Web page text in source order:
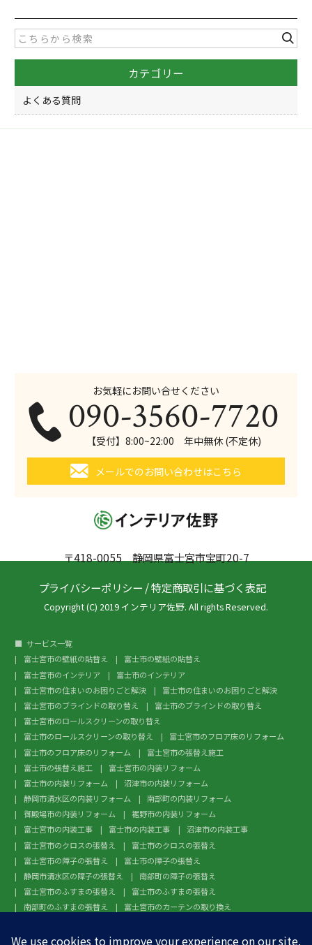
e
b
o
o
k
er
カテゴリー
よくある質問
〒418-0055 静岡県富士宮市宝町20-7
お気軽にお問い合せください
090-3560-7720
【受付】8:00~22:00 年中無休 (不定休)
メールでのお問い合わせはこちら
プライバシーポリシー /特定商取引に基づく表記
Copyright (C) 2019 インテリア佐野. All rights Reserved.
サービス一覧
富士宮市の壁紙の貼替え
富士市の壁紙の貼替え
富士宮市のインテリア
富士市のインテリア
富士宮市の住まいのお困りごと解決
富士市の住まいのお困りごと解決
富士宮市のブラインドの取り替え
富士市のブラインドの取り替え
富士宮市のロールスクリーンの取り替え
富士市のロールスクリーンの取り替え
富士宮市のフロア床のリフォーム
富士市のフロア床のリフォーム
富士宮市の張替え施工
富士市の張替え施工
富士宮市の内装リフォーム
富士市の内装リフォーム
沼津市の内装リフォーム
静岡市清水区の内装リフォーム
南部町の内装リフォーム
御殿場市の内装リフォーム
裾野市の内装リフォーム
富士宮市の内装工事
富士市の内装工事
沼津市の内装工事
富士宮市のクロスの張替え
富士市のクロスの張替え
富士宮市の障子の張替え
富士市の障子の張替え
静岡市清水区の障子の張替え
南部町の障子の張替え
富士宮市のふすまの張替え
富士市のふすまの張替え
南部町のふすまの張替え
富士宮市のカーテンの取り換え
富士市のガラスフィルム施工
沼津市のガラスフィルム施工